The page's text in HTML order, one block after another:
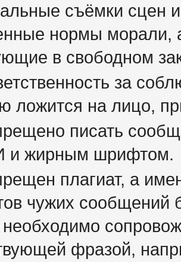
съёмки сцен
нормы морали,
в свободном
за
ложится на лицо,
писать
и жирным шрифтом.
плагиат, а
чужих сообщений
фразой,